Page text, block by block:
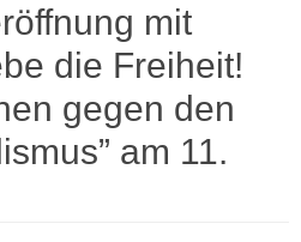
mit
die Freiheit!
gegen den
am 11.